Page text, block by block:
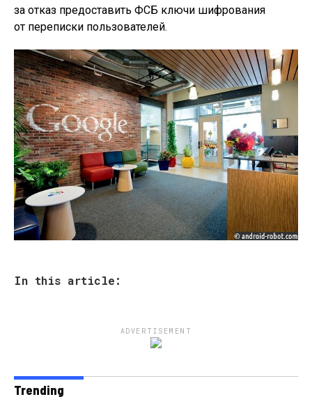
за отказ предоставить ФСБ ключи шифрования
от переписки пользователей.
In this article:
ADVERTISEMENT
Trending